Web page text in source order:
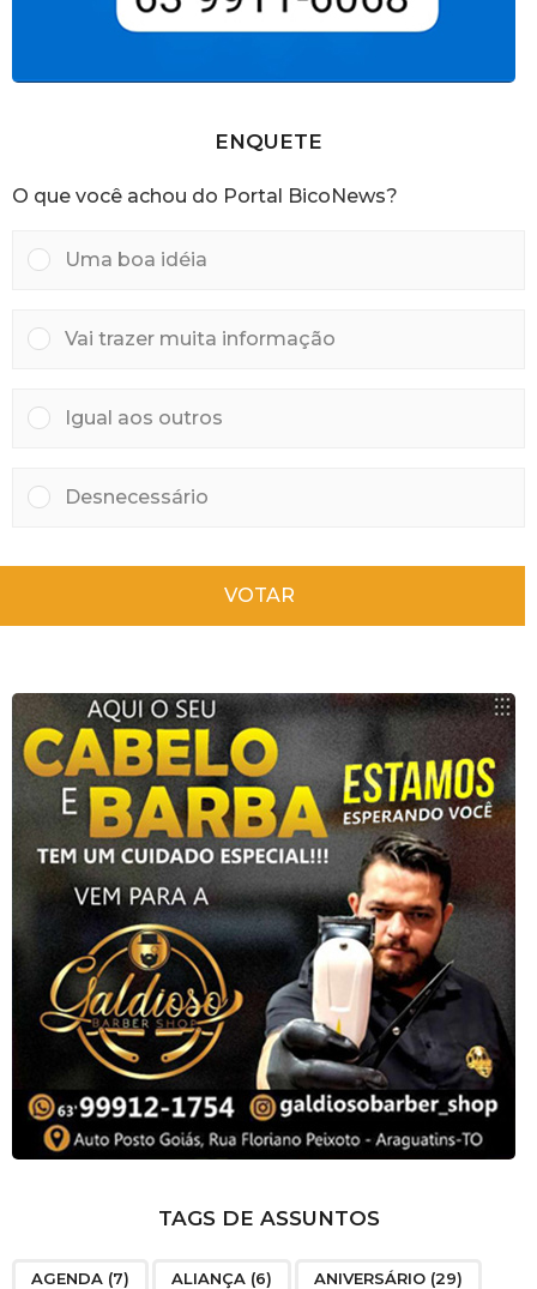
ENQUETE
O que você achou do Portal BicoNews?
Uma boa idéia
Vai trazer muita informação
Igual aos outros
Desnecessário
VOTAR
TAGS DE ASSUNTOS
AGENDA (7) ALIANÇA (6) ANIVERSÁRIO (29)